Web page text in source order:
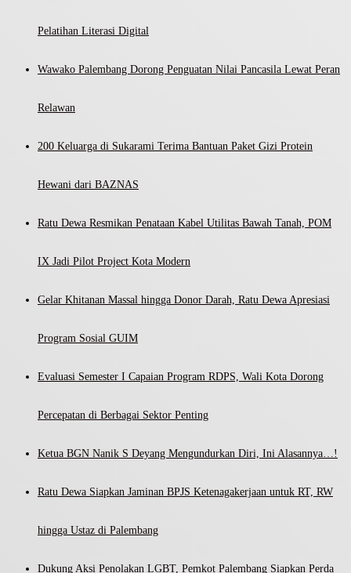
Pelatihan Literasi Digital
Wawako Palembang Dorong Penguatan Nilai Pancasila Lewat Peran
Relawan
200 Keluarga di Sukarami Terima Bantuan Paket Gizi Protein
Hewani dari BAZNAS
Ratu Dewa Resmikan Penataan Kabel Utilitas Bawah Tanah, POM
IX Jadi Pilot Project Kota Modern
Gelar Khitanan Massal hingga Donor Darah, Ratu Dewa Apresiasi
Program Sosial GUIM
Evaluasi Semester I Capaian Program RDPS, Wali Kota Dorong
Percepatan di Berbagai Sektor Penting
Ketua BGN Nanik S Deyang Mengundurkan Diri, Ini Alasannya…!
Ratu Dewa Siapkan Jaminan BPJS Ketenagakerjaan untuk RT, RW
hingga Ustaz di Palembang
Dukung Aksi Penolakan LGBT, Pemkot Palembang Siapkan Perda